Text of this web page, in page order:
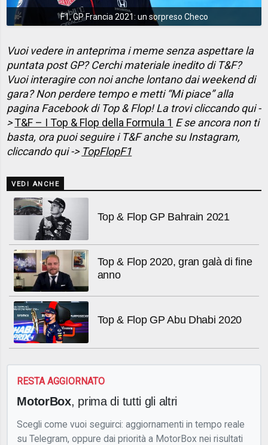
F1, GP Francia 2021: un sorpreso Checo
Vuoi vedere in anteprima i meme senza aspettare la
puntata post GP? Cerchi materiale inedito di T&F?
Vuoi interagire con noi anche lontano dai weekend di
gara? Non perdere tempo e metti “Mi piace” alla
pagina Facebook di Top & Flop! La trovi cliccando qui -
>T&F – I Top & Flop della Formula 1 E se ancora non ti
basta, ora puoi seguire i T&F anche su Instagram,
cliccando qui -> TopFlopF1
VEDI ANCHE
Top & Flop GP Bahrain 2021
Top & Flop 2020, gran galà di fine
anno
Top & Flop GP Abu Dhabi 2020
RESTA AGGIORNATO
MotorBox, prima di tutti gli altri
Scegli come vuoi seguirci: aggiornamenti in tempo reale
su Telegram, oppure dai priorità a MotorBox nei risultati